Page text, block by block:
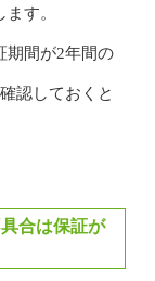
す。
期間が2年間の
認しておくと
合は保証が